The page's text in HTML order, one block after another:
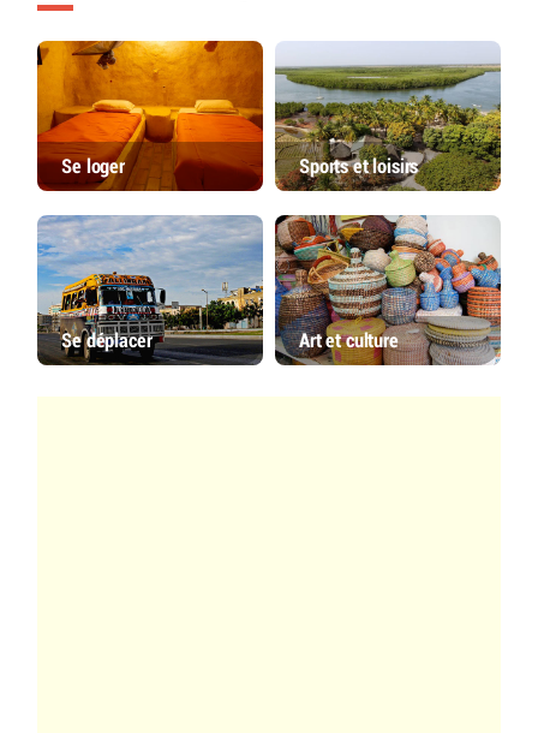
Se loger Sports et loisirs
Se déplacer Art et culture